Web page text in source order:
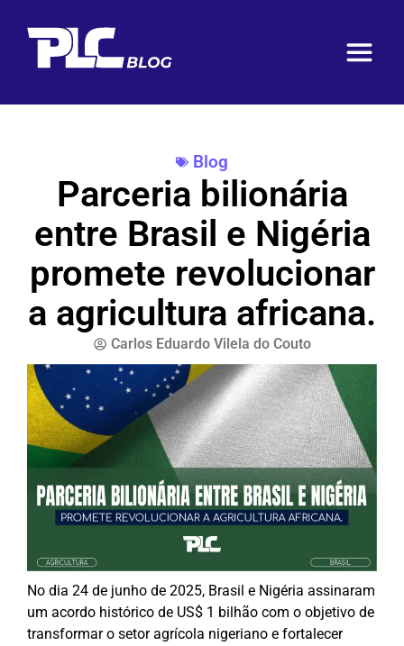
Blog
Parceria bilionária
entre Brasil e Nigéria
promete revolucionar
a agricultura africana.
Carlos Eduardo Vilela do Couto
No dia 24 de junho de 2025, Brasil e Nigéria assinaram
um acordo histórico de US$ 1 bilhão com o objetivo de
transformar o setor agrícola nigeriano e fortalecer